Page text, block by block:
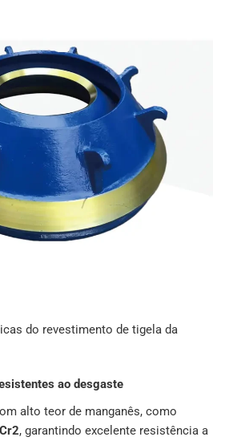
do revestimento de tigela da
ao desgaste
alto teor de manganês, como
, garantindo excelente resistência a